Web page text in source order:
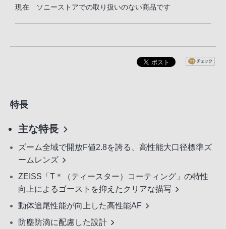
現在 ソニーストアでの取り扱いのない商品です
特長
主な特長
ズーム全域で開放F値2.8を誇る、高性能大口径標準ズ
ームレンズ
ZEISS「T＊（ティースター）コーティング」の特性
向上によるゴーストを抑えたクリアな描写
動体追尾性能が向上した高性能AF
防塵防滴に配慮した設計